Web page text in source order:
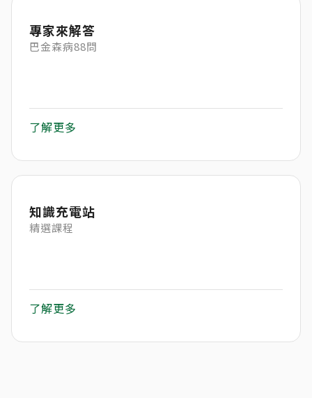
專家來解答
巴金森病88問
了解更多
知識充電站
精選課程
了解更多